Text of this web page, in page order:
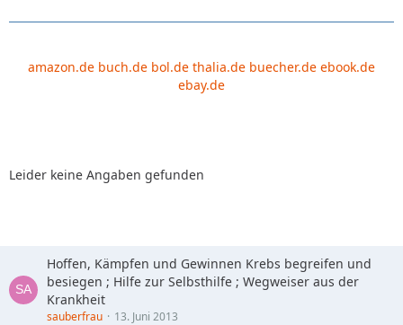
amazon.de buch.de bol.de thalia.de buecher.de ebook.de
ebay.de
Leider keine Angaben gefunden
Hoffen, Kämpfen und Gewinnen Krebs begreifen und
besiegen ; Hilfe zur Selbsthilfe ; Wegweiser aus der
Krankheit
sauberfrau 13. Juni 2013